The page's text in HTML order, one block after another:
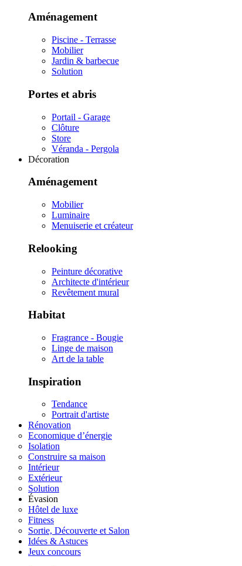
Aménagement
Piscine - Terrasse
Mobilier
Jardin & barbecue
Solution
Portes et abris
Portail - Garage
Clôture
Store
Véranda - Pergola
Décoration
Aménagement
Mobilier
Luminaire
Menuiserie et créateur
Relooking
Peinture décorative
Architecte d'intérieur
Revêtement mural
Habitat
Fragrance - Bougie
Linge de maison
Art de la table
Inspiration
Tendance
Portrait d'artiste
Rénovation
Economique d’énergie
Isolation
Construire sa maison
Intérieur
Extérieur
Solution
Évasion
Hôtel de luxe
Fitness
Sortie, Découverte et Salon
Idées & Astuces
Jeux concours